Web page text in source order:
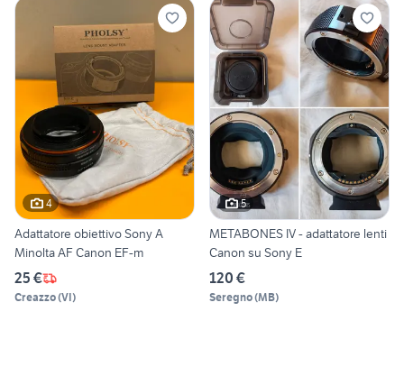
4
Adattatore obiettivo Sony A
Minolta AF Canon EF-m
25 €
Creazzo(VI)
5
METABONES IV - adattatore lenti
Canon su Sony E
120 €
Seregno(MB)